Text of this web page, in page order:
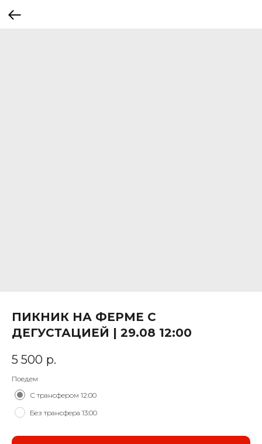
ПИКНИК НА ФЕРМЕ С
ДЕГУСТАЦИЕЙ | 29.08 12:00
5 500 р.
Поедем
С трансфером 12:00
Без трансфера 13:00